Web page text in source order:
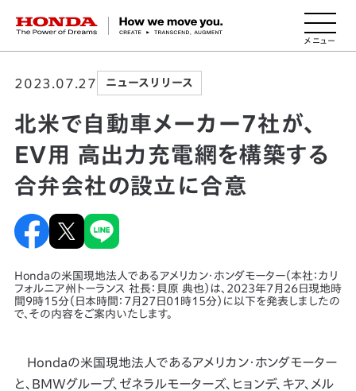
HONDA The Power of Dreams
2023.07.27 ニュースリリース
北米で自動車メーカー7社が、
EV用 高出力充電網を構築する
合弁会社の設立に合意
Hondaの米国現地法人であるアメリカン・ホンダモーター（本社：カリ
フォルニア州トーランス 社長：貝原 典也）は、2023年7月26日現地時
間9時15分（日本時間：7月27日01時15分）に以下を発表しましたの
で、その内容をご案内いたします。
Hondaの米国現地法人であるアメリカン・ホンダモーター
と、BMWグループ、ゼネラルモーターズ、ヒョンデ、キア、メル